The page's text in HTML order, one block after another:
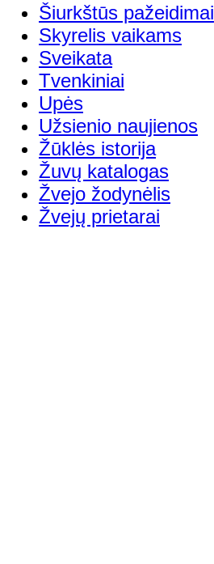
Šiurkštūs pažeidimai
Skyrelis vaikams
Sveikata
Tvenkiniai
Upės
Užsienio naujienos
Žūklės istorija
Žuvų katalogas
Žvejo žodynėlis
Žvejų prietarai